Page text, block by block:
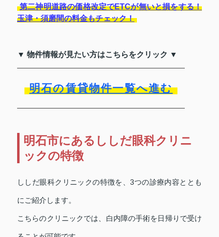
第二神明道路の価格改定でETCが無いと損をする！
玉津・須磨間の料金もチェック！
▼ 物件情報が見たい方はこちらをクリック ▼
明石の賃貸物件一覧へ進む
明石市にあるししだ眼科クリニ
ックの特徴
ししだ眼科クリニックの特徴を、3つの診療内容ととも
にご紹介します。
こちらのクリニックでは、白内障の手術を日帰りで受け